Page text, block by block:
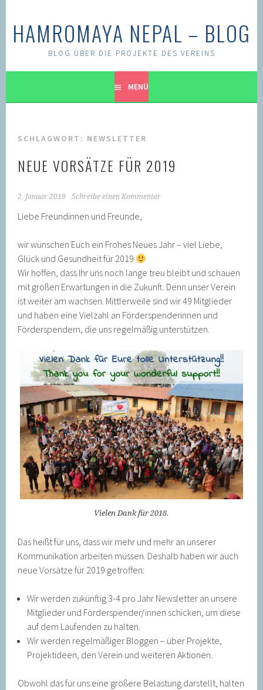
Inhalt
HAMROMAYA NEPAL – BLOG
BLOG ÜBER DIE PROJEKTE DES VEREINS
MENÜ
SCHLAGWORT: NEWSLETTER
NEUE VORSÄTZE FÜR 2019
2. Januar 2019 Schreibe einen Kommentar
Liebe Freundinnen und Freunde,
wir wünschen Euch ein Frohes Neues Jahr – viel Liebe,
Glück und Gesundheit für 2019
Wir hoffen, dass Ihr uns noch lange treu bleibt und schauen
mit großen Erwartungen in die Zukunft. Denn unser Verein
ist weiter am wachsen. Mittlerweile sind wir 49 Mitglieder
und haben eine Vielzahl an Förderspenderinnen und
Förderspendern, die uns regelmäßig unterstützen.
Vielen Dank für 2018.
Das heißt für uns, dass wir mehr und mehr an unserer
Kommunikation arbeiten müssen. Deshalb haben wir auch
neue Vorsätze für 2019 getroffen:
Wir werden zukünftig 3-4 pro Jahr Newsletter an unsere
Mitglieder und Förderspender/innen schicken, um diese
auf dem Laufenden zu halten.
Wir werden regelmäßiger Bloggen – über Projekte,
Projektideen, den Verein und weiteren Aktionen.
Obwohl das für uns eine größere Belastung darstellt, halten